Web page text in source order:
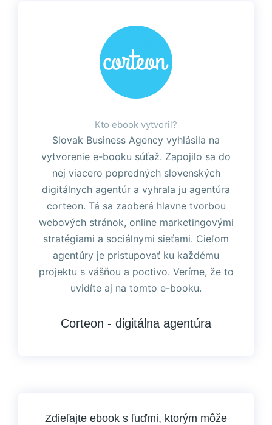
Kto ebook vytvoril?
Slovak Business Agency vyhlásila na
vytvorenie e-booku súťaž. Zapojilo sa do
nej viacero popredných slovenských
digitálnych agentúr a vyhrala ju agentúra
corteon. Tá sa zaoberá hlavne tvorbou
webových stránok, online marketingovými
stratégiami a sociálnymi sieťami. Cieľom
agentúry je pristupovať ku každému
projektu s vášňou a poctivo. Veríme, že to
uvidíte aj na tomto e-booku.
Corteon - digitálna agentúra​
Zdieľajte ebook s ľuďmi, ktorým môže